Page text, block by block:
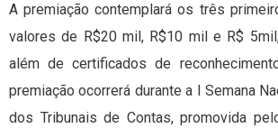
A premiação contemplará os três
valores de R$20 mil, R$10 mil e R$
além de certificados de
premiação ocorrerá durante a I Semana
dos Tribunais de Contas, promovida